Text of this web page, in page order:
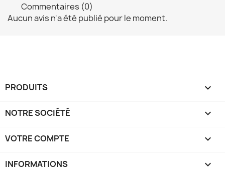
Commentaires (0)
Aucun avis n'a été publié pour le moment.
PRODUITS 
NOTRE SOCIÉTÉ 
VOTRE COMPTE 
INFORMATIONS keyboard_arrow_down